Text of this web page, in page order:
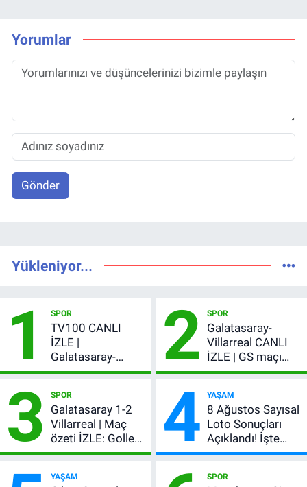
Yorumlar
Gönder
Yükleniyor...
1 SPOR
TV100 CANLI
İZLE |
Galatasaray-
Villarreal maçı
şifresiz canlı yayın
2 SPOR
Galatasaray-
Villarreal CANLI
İZLE | GS maçı
hangi kanalda,
3 SPOR
Galatasaray 1-2
Villarreal | Maç
özeti İZLE: Goller
peş peşe geldi,
kırmızı kart gördü!
4 YAŞAM
8 Ağustos Sayısal
Loto Sonuçları
Açıklandı! İşte
Kazandıran 6
YAŞAM SPOR